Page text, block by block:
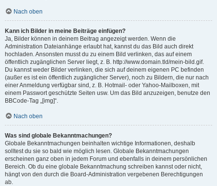
Nach oben
Kann ich Bilder in meine Beiträge einfügen?
Ja, Bilder können in deinem Beitrag angezeigt werden. Wenn die
Administration Dateianhänge erlaubt hat, kannst du das Bild auch direkt
hochladen. Ansonsten musst du zu einem Bild verlinken, das auf einem
öffentlich zugänglichen Server liegt, z. B. http://www.domain.tld/mein-bild.gif.
Du kannst weder Bilder verlinken, die sich auf deinem eigenen PC befinden
(außer es ist ein öffentlich zugänglicher Server), noch zu Bildern, die nur nach
einer Anmeldung verfügbar sind, z. B. Hotmail- oder Yahoo-Mailboxen, mit
einem Passwort geschützte Seiten usw. Um das Bild anzuzeigen, benutze den
BBCode-Tag „[img]“.
Nach oben
Was sind globale Bekanntmachungen?
Globale Bekanntmachungen beinhalten wichtige Informationen, deshalb
solltest du sie so bald wie möglich lesen. Globale Bekanntmachungen
erscheinen ganz oben in jedem Forum und ebenfalls in deinem persönlichen
Bereich. Ob du eine globale Bekanntmachung schreiben kannst oder nicht,
hängt von den durch die Board-Administration vergebenen Berechtigungen
ab.